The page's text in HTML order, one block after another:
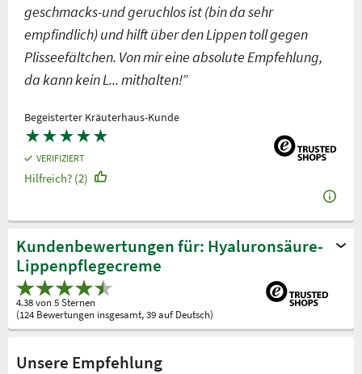
geschmacks-und geruchlos ist (bin da sehr
empfindlich) und hilft über den Lippen toll gegen
Plisseefältchen. Von mir eine absolute Empfehlung,
da kann kein L... mithalten!”
Begeisterter Kräuterhaus-Kunde
★★★★★
VERIFIZIERT
Hilfreich? (2)
Kundenbewertungen für: Hyaluronsäure-
Lippenpflegecreme
4.38 von 5 Sternen
(124 Bewertungen insgesamt, 39 auf Deutsch)
Unsere Empfehlung